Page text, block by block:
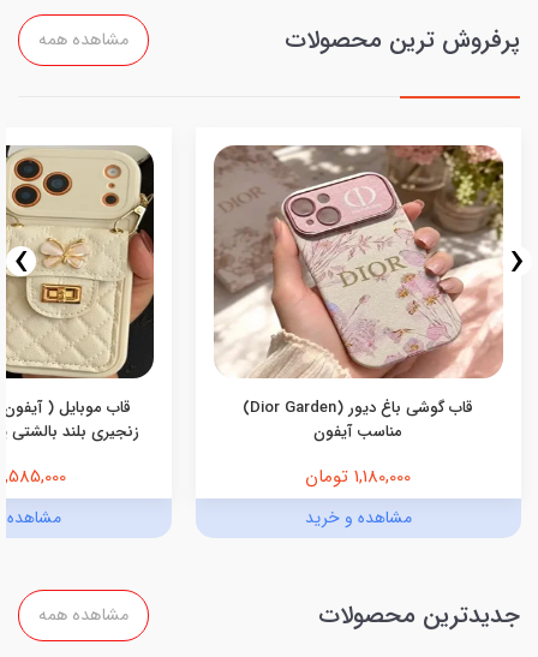
پرفروش ترین محصولات مشاهده همه
قاب گوشی باغ دیور (Dior Garden)
مناسب آیفون
1,180,000 تومان
مشاهده و خرید
قاب موبایل (
زنجیری بلند بالشتی
1,585,000 تومان
مشاهده
‹
›
جدیدترین محصولات مشاهده همه